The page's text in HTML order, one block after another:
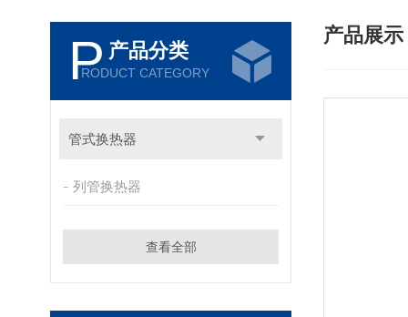
P 产品分类
RODUCT CATEGORY
管式换热器
列管换热器
查看全部
产品展示